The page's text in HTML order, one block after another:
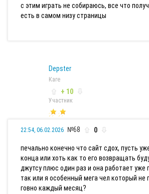
с этим играть не собираюсь, все что
есть в самом низу страницы
Depster
Каге
+ 10
Участник
22:54, 06.02.2026 №68 0
печально конечно что сайт сдох, пусть
конца или хоть как то его возвращать
джутсу плюс один раз и она работает уже
так или я особенный мега чел который не
говно каждый месяц?